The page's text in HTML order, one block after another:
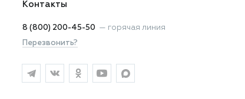
Контакты
8 (800) 200-45-50 — горячая линия
Перезвонить?